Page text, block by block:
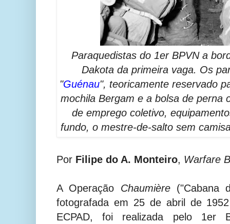
Paraquedistas do 1er BPVN a
Dakota da primeira vaga. Os
"Guénau", teoricamente reservado
mochila Bergam e a bolsa de perna
de emprego coletivo,
fundo, o mestre-de-salto sem
Por Filipe do A. Monteiro, Warfare
A Operação Chaumière("Cabana
fotografada em 25 de abril de
ECPAD, foi realizada pelo 1er